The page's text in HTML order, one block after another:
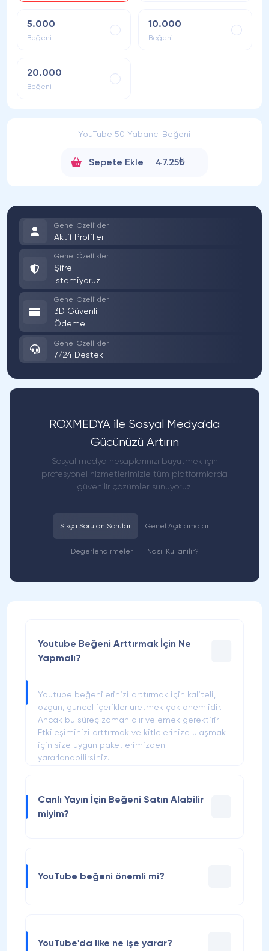
5.000
Beğeni
10.000
Beğeni
20.000
Beğeni
YouTube 50 Yabancı Beğeni
Sepete Ekle 47.25₺
Genel Özellikler
Aktif Profiller
Genel Özellikler
Şifre
İstemiyoruz
Genel Özellikler
3D Güvenli
Ödeme
Genel Özellikler
7/24 Destek
ROXMEDYA ile Sosyal Medya'da
Gücünüzü Artırın
Sosyal medya hesaplarınızı büyütmek için
profesyonel hizmetlerimizle tüm platformlarda
güvenilir çözümler sunuyoruz.
Sıkça Sorulan Sorular Genel Açıklamalar
Değerlendirmeler Nasıl Kullanılır?
Youtube Beğeni Arttırmak İçin Ne
Yapmalı?
Youtube beğenilerinizi arttırmak için kaliteli,
özgün, güncel içerikler üretmek çok önemlidir.
Ancak bu süreç zaman alır ve emek gerektirir.
Etkileşiminizi arttırmak ve kitlelerinize ulaşmak
için size uygun paketlerimizden
yararlanabilirsiniz.
Canlı Yayın İçin Beğeni Satın Alabilir
miyim?
kullanılabilmektedir.
YouTube beğeni önemli mi?
videoları öne çıkarır ve izlenme sayınız artar.
YouTube'da like ne işe yarar?